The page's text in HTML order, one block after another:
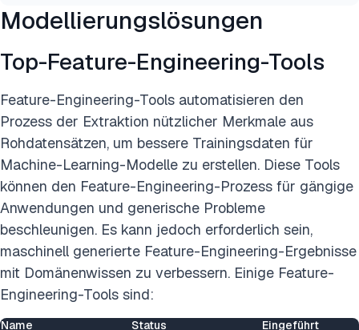
Modellierungslösungen
Top-Feature-Engineering-Tools
Feature-Engineering-Tools automatisieren den
Prozess der Extraktion nützlicher Merkmale aus
Rohdatensätzen, um bessere Trainingsdaten für
Machine-Learning-Modelle zu erstellen. Diese Tools
können den Feature-Engineering-Prozess für gängige
Anwendungen und generische Probleme
beschleunigen. Es kann jedoch erforderlich sein,
maschinell generierte Feature-Engineering-Ergebnisse
mit Domänenwissen zu verbessern. Einige Feature-
Engineering-Tools sind:
Name Status Eingeführt